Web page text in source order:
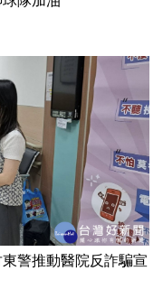
警推動醫院反詐騙宣